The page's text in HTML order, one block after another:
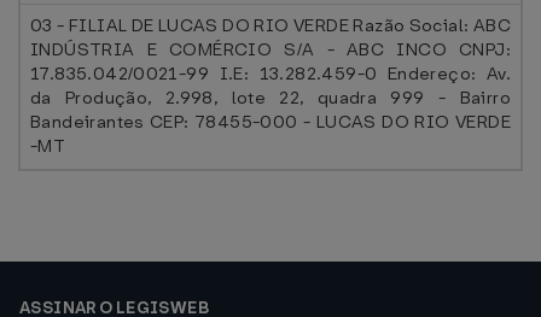
03 - FILIAL DE LUCAS DO RIO VERDE Razão Social: ABC
INDÚSTRIA E COMÉRCIO S/A - ABC INCO CNPJ:
17.835.042/0021-99 I.E: 13.282.459-0 Endereço: Av.
da Produção, 2.998, lote 22, quadra 999 - Bairro
Bandeirantes CEP: 78455-000 - LUCAS DO RIO VERDE
-MT
ASSINAR O LEGISWEB